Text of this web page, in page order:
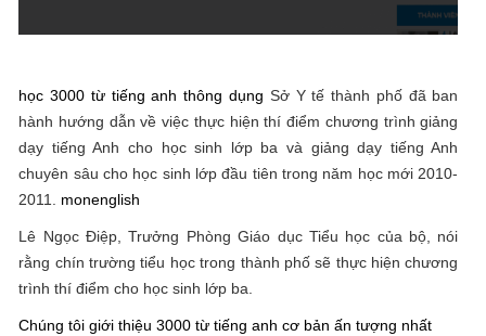
học 3000 từ tiếng anh thông dụng Sở Y tế thành phố đã ban
hành hướng dẫn về việc thực hiện thí điểm chương trình giảng
dạy tiếng Anh cho học sinh lớp ba và giảng dạy tiếng Anh
chuyên sâu cho học sinh lớp đầu tiên trong năm học mới 2010-
2011. monenglish
Lê Ngọc Điệp, Trưởng Phòng Giáo dục Tiểu học của bộ, nói
rằng chín trường tiểu học trong thành phố sẽ thực hiện chương
trình thí điểm cho học sinh lớp ba.
Chúng tôi giới thiệu 3000 từ tiếng anh cơ bản ấn tượng nhất